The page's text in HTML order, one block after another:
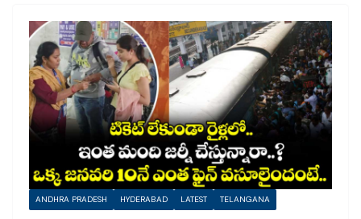
ANDHRA PRADESH HYDERABAD LATEST TELANGANA